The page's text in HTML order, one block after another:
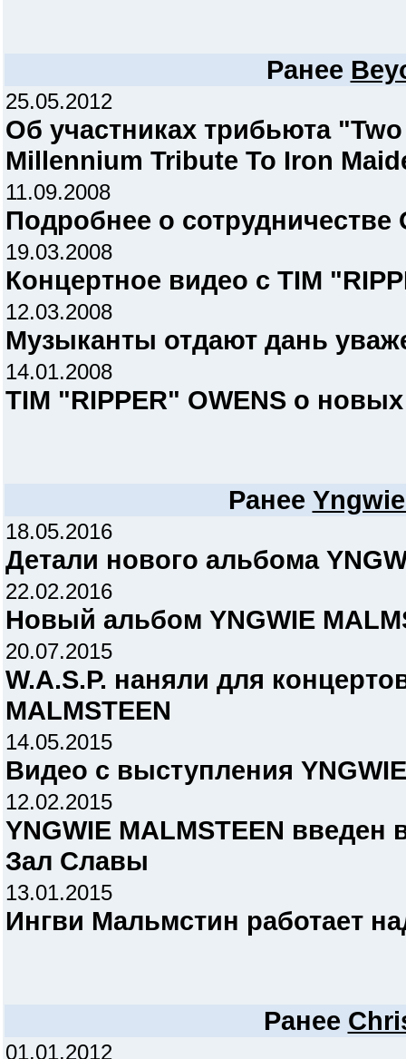
Ранее
25.05.2012
Об участниках трибьюта
Millennium Tribute To Iron
11.09.2008
Подробнее о сотрудничестве
19.03.2008
Концертное видео с TIM
12.03.2008
Музыканты отдают дань
14.01.2008
TIM "RIPPER" OWENS о
Ранее
18.05.2016
Детали нового альбома
22.02.2016
Новый альбом YNGWIE
20.07.2015
W.A.S.P. наняли для
MALMSTEEN
14.05.2015
Видео с выступления
12.02.2015
YNGWIE MALMSTEEN
Зал Славы
13.01.2015
Ингви Мальмстин работает
Ранее
01.01.2012